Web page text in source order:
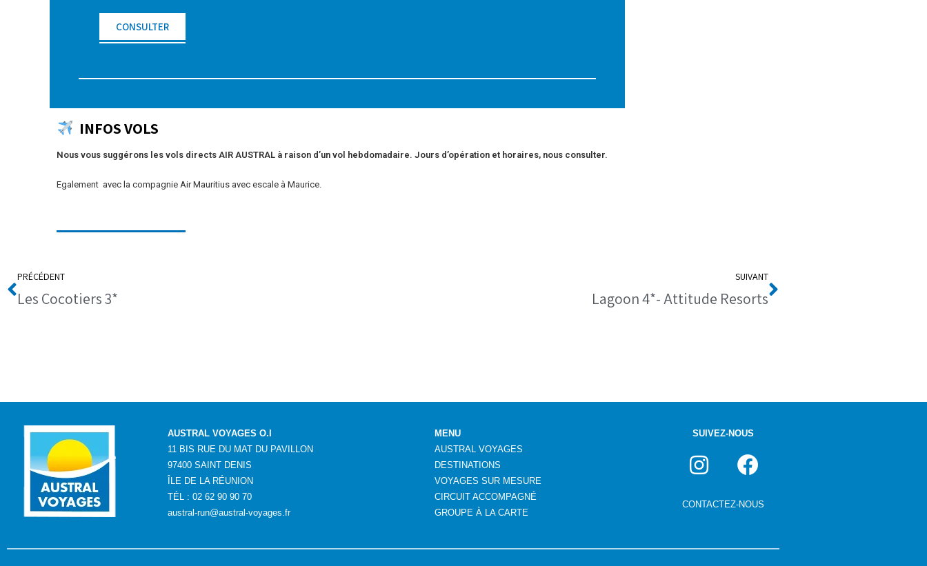
CONSULTER
INFOS VOLS
Nous vous suggérons les vols directs AIR AUSTRAL à raison d’un vol hebdomadaire. Jours d’opération et horaires, nous consulter.
Egalement avec la compagnie Air Mauritius avec escale à Maurice.
PRÉCÉDENT
Les Cocotiers 3*
SUIVANT
Lagoon 4*- Attitude Resorts
AUSTRAL VOYAGES O.I
11 BIS RUE DU MAT DU PAVILLON
97400 SAINT DENIS
ÎLE DE LA RÉUNION
TÉL : 02 62 90 90 70
austral-run@austral-voyages.fr
MENU
AUSTRAL VOYAGES
DESTINATIONS
VOYAGES SUR MESURE
CIRCUIT ACCOMPAGNÉ
GROUPE ÀLA CARTE
SUIVEZ-NOUS
CONTACTEZ-NOUS